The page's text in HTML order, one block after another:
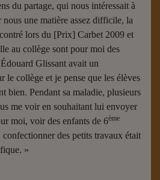
du partage, qui nous intéressait à
une matière assez difficile, la
lors du [Prix] Carbet 2009 et
au collège sont pour moi des
Glissant avait un
le collège et je pense que les élèves
bien. Pendant sa maladie, plusieurs
me voir en souhaitant lui envoyer
moi, voir des enfants de 6ème
confectionner des petits travaux était
»